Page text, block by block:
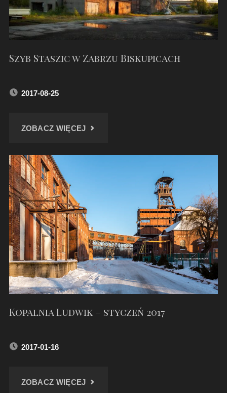
Szyb Staszic w Zabrzu Biskupicach
2017-08-25
ZOBACZ WIĘCEJ"SZYB
BISKUPICACH"
Kopalnia Ludwik – styczeń 2017
2017-01-16
ZOBACZ WIĘCEJ"KOPALNIA